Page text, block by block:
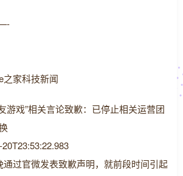
之家科技新闻
游戏”相关言论致歉：已停止相关运营团
过官微发表致歉声明，就前段时间引起